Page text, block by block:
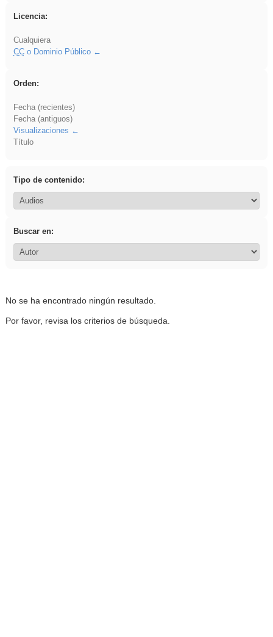
Licencia:
Cualquiera
CCo Dominio Público
Orden:
Fecha (recientes)
Fecha (antiguos)
Visualizaciones
Título
Tipo de contenido:
Buscar en:
No se ha encontrado ningún resultado.
Por favor, revisa los criterios de búsqueda.